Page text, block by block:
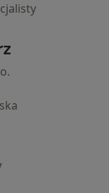
Strona główna